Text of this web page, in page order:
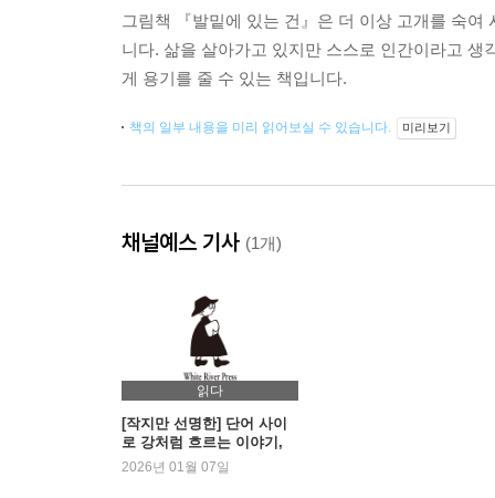
그림책 『발밑에 있는 건』은 더 이상 고개를 숙
니다. 삶을 살아가고 있지만 스스로 인간이라고
게 용기를 줄 수 있는 책입니다.
책의 일부 내용을 미리 읽어보실 수 있습니다. 미리보기
채널예스 기사 (1개)
읽다
[작지만 선명한] 단어 사이
로 강처럼 흐르는 이야기,
화이트 리버 출판사의 책 |
2026년 01월 07일